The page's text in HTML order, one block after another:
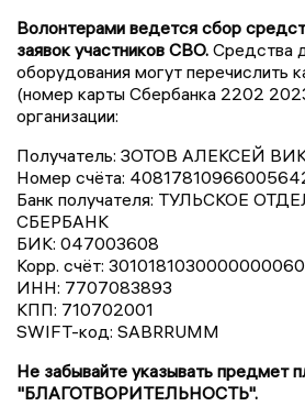
Волонтерами ведется сбор
заявок участников СВО. Средства
оборудования могут перечислить
(номер карты Сбербанка 2202
организации:
Получатель: ЗОТОВ АЛЕКСЕЙ
Номер счёта:
Банк получателя: ТУЛЬСКОЕ
СБЕРБАНК
БИК: 047003608
Корр. счёт:
ИНН: 7707083893
КПП: 710702001
SWIFT-код: SABRRUMM
Не забывайте указывать предмет
"БЛАГОТВОРИТЕЛЬНОСТЬ".